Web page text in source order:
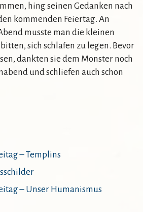
hing seinen Gedanken nach
kommenden Feiertag. An
musste man die kleinen
sich schlafen zu legen. Bevor
dankten sie dem Monster noch
und schliefen auch schon
– Templins
– Unser Humanismus